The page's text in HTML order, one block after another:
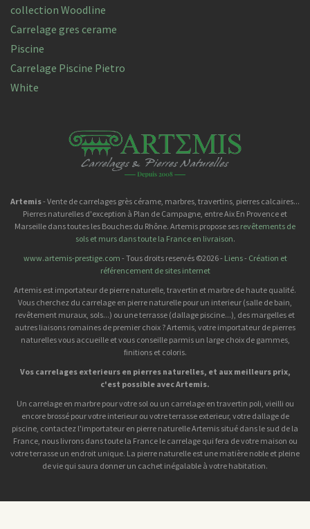
collection Woodline
Carrelage gres cerame
Piscine
Carrelage Piscine Pietro
White
Artemis- Vente de carrelages grès cérame, marbres, travertins, pierres calcaires...
Pierres naturelles d'exception à Plan de Campagne, entre Aix En Provence et
Marseille dans toutes les Bouches du Rhône. Artemis propose ses revêtements de
sols et murs dans toute la France en livraison.
www.artemis-prestige.com - Tous droits reservés ©2026 - Liens- Création et
référencement de sites internet
Artemis est importateur de pierre naturelle, travertin et marbre de haute qualité.
Vous cherchez du carrelage en pierre naturelle pour un interieur (salle de bain,
revêtement muraux, sols...) ou une terrasse (dallage piscine...), des margelles et
autres liaisons romaines de premier choix ? Artemis, votre importateur de pierres
naturelles vous accueille et vous conseille parmis un large choix de gammes,
finitions et coloris.
Vos carrelages exterieurs en pierres naturelles, et aux meilleurs prix,
c'est possible avec Artemis.
Un carrelage en marbre pour votre sol ou un carrelage en travertin poli, vieilli ou
encore brossé pour votre interieur ou votre terrasse exterieur, votre dallage de
piscine, contactez l'importateur en pierre naturelle Artemis situé dans le sud de la
France, nous livrons dans toute la France le carrelage qui fera de votre maison ou
votre terrasse un endroit unique. La pierre naturelle est une matière noble et pleine
de vie qui saura donner un cachet inégalable à votre habitation.